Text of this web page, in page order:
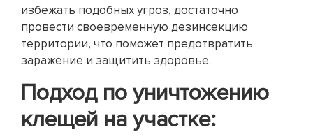
избежать подобных угроз, достаточно
провести своевременную дезинсекцию
территории, что поможет предотвратить
заражение и защитить здоровье.
Подход по уничтожению
клещей на участке: